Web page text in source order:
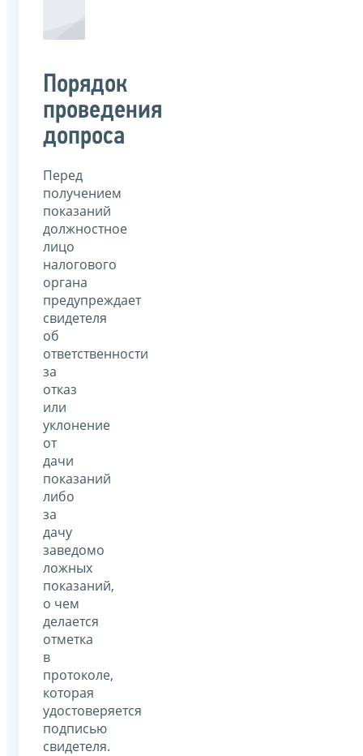
Порядок
проведения
допроса
Перед
получением
показаний
должностное
лицо
налогового
органа
предупреждает
свидетеля
об
ответственности
за
отказ
или
уклонение
от
дачи
показаний
либо
за
дачу
заведомо
ложных
показаний,
о чем
делается
отметка
в
протоколе,
которая
удостоверяется
подписью
свидетеля.